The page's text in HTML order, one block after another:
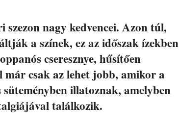
szezon nagy kedvencei. Azon túl,
a színek, ez az időszak ízekben
cseresznye, hűsítően
már csak az lehet jobb, amikor a
illatoznak, amelyben
találkozik.